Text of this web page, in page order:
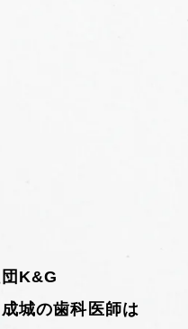
K&G
城の歯科医師は